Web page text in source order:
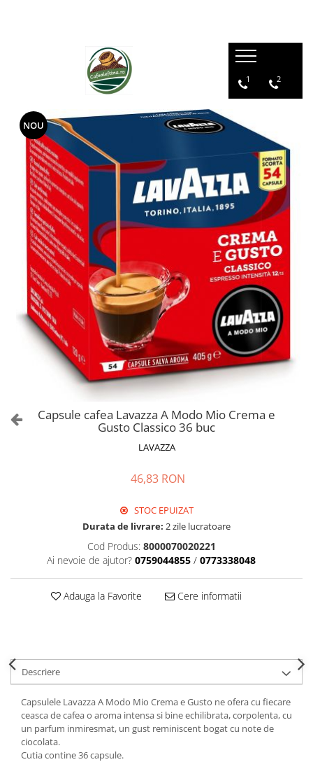
1 2
NOU
Capsule cafea Lavazza A Modo Mio Crema e
Gusto Classico 36 buc
LAVAZZA
46,83 RON
STOC EPUIZAT
Durata de livrare: 2 zile lucratoare
Cod Produs: 8000070020221
Ai nevoie de ajutor? 0759044855 / 0773338048
Adauga la Favorite Cere informatii
Descriere
Capsulele Lavazza A Modo Mio Crema e Gusto ne ofera cu fiecare
ceasca de cafea o aroma intensa si bine echilibrata, corpolenta, cu
un parfum inmiresmat, un gust reminiscent bogat cu note de
ciocolata.
Cutia contine 36 capsule.